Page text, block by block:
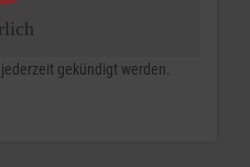
gekündigt werden.